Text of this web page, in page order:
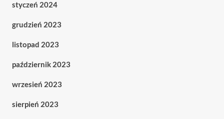
styczeń 2024
grudzień 2023
listopad 2023
październik 2023
wrzesień 2023
sierpień 2023